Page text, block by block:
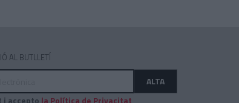
AL BUTLLETÍ
ALTA
i accepto la Política de Privacitat